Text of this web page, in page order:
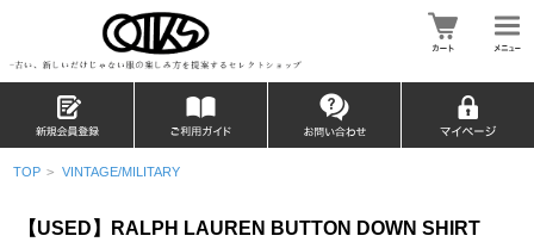
TOP > VINTAGE/MILITARY
【USED】RALPH LAUREN BUTTON DOWN SHIRT